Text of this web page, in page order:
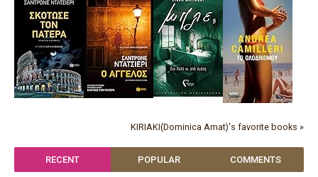
KIRIAKI(Dominica Amat)'s favorite books »
RECENT POPULAR COMMENTS